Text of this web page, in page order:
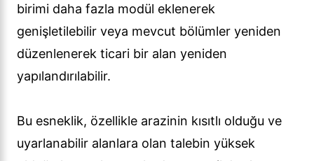
birimi daha fazla modül eklenerek
genişletilebilir veya mevcut bölümler yeniden
düzenlenerek ticari bir alan yeniden
yapılandırılabilir.
Bu esneklik, özellikle arazinin kısıtlı olduğu ve
uyarlanabilir alanlara olan talebin yüksek